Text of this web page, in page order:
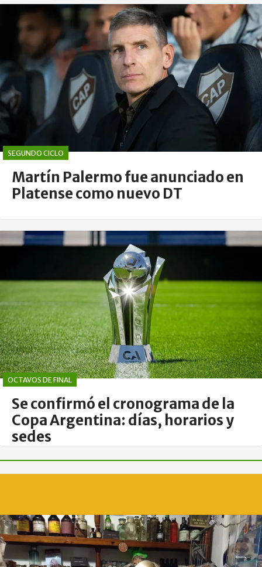
SEGUNDO CICLO
Martín Palermo fue anunciado en
Platense como nuevo DT
OCTAVOS DE FINAL
Se confirmó el cronograma de la
Copa Argentina: días, horarios y
sedes